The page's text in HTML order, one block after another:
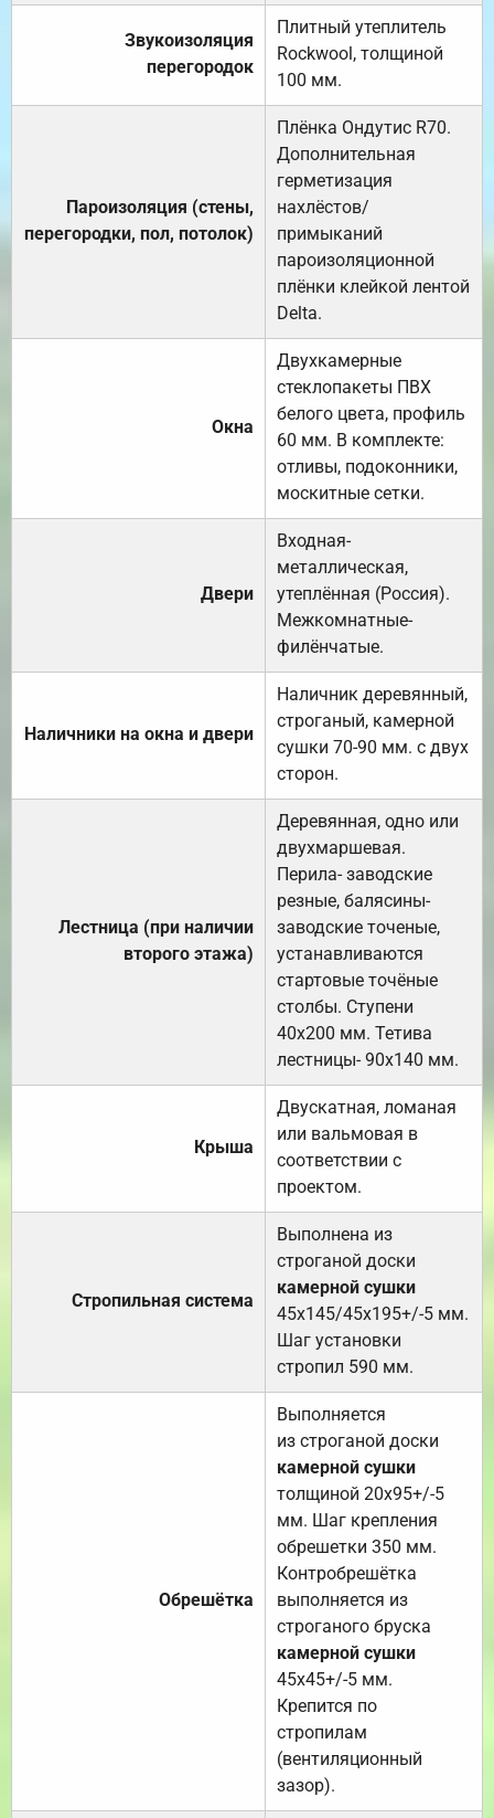
Звукоизоляция
перегородок
Плитный утеплитель
Rockwool, толщиной
100 мм.
Пароизоляция (стены,
перегородки, пол, потолок)
Плёнка Ондутис R70.
Дополнительная
герметизация
нахлёстов/
примыканий
пароизоляционной
плёнки клейкой лентой
Delta.
Окна
Двухкамерные
стеклопакеты ПВХ
белого цвета, профиль
60 мм. В комплекте:
отливы, подоконники,
москитные сетки.
Двери
Входная-
металлическая,
утеплённая (Россия).
Межкомнатные-
филёнчатые.
Наличники на окна и двери
Наличник деревянный,
строганый, камерной
сушки 70-90 мм. с двух
сторон.
Лестница (при наличии
второго этажа)
Деревянная, одно или
двухмаршевая.
Перила- заводские
резные, балясины-
заводские точеные,
устанавливаются
стартовые точёные
столбы. Ступени
40х200 мм. Тетива
лестницы- 90х140 мм.
Крыша
Двускатная, ломаная
или вальмовая в
соответствии с
проектом.
Стропильная система
Выполнена из
строганой доски
камерной сушки
45х145/45х195+/-5 мм.
Шаг установки
стропил 590 мм.
Обрешётка
Выполняется
из строганой доски
камерной сушки
толщиной 20х95+/-5
мм. Шаг крепления
обрешетки 350 мм.
Контробрешётка
выполняется из
строганого бруска
камерной сушки
45х45+/-5 мм.
Крепится по
стропилам
(вентиляционный
зазор).